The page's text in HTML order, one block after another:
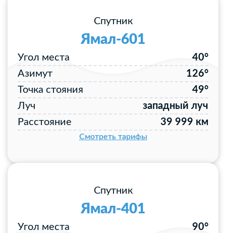
Спутник
Ямал-601
Угол места
40°
Азимут
126°
Точка стояния
49°
Луч
западный луч
Расстояние
39 999 км
Смотреть тарифы
Спутник
Ямал-401
Угол места
90°